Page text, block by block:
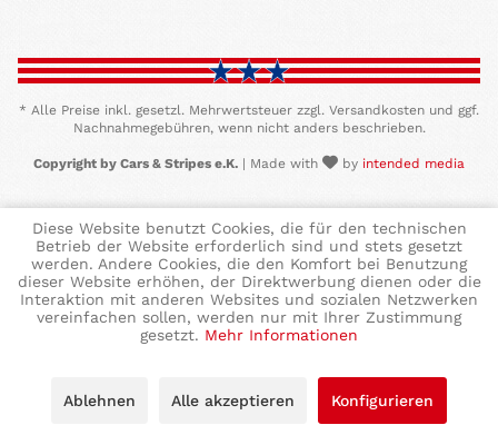
* Alle Preise inkl. gesetzl. Mehrwertsteuer zzgl. Versandkosten und ggf.
Nachnahmegebühren, wenn nicht anders beschrieben.
Copyright by Cars & Stripes e.K. | Made with by intended media
Diese Website benutzt Cookies, die für den technischen
Betrieb der Website erforderlich sind und stets gesetzt
werden. Andere Cookies, die den Komfort bei Benutzung
dieser Website erhöhen, der Direktwerbung dienen oder die
Interaktion mit anderen Websites und sozialen Netzwerken
vereinfachen sollen, werden nur mit Ihrer Zustimmung
gesetzt. Mehr Informationen
Ablehnen Alle akzeptieren Konfigurieren